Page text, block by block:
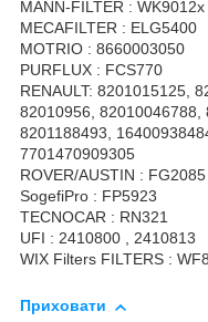
MANN-FILTER : WK9012x
MECAFILTER : ELG5400
MOTRIO : 8660003050
PURFLUX : FCS770
RENAULT: 8201015125,
82010956, 82010046788,
8201188493,
7701470909305
ROVER/AUSTIN : FG2085
SogefiPro : FP5923
TECNOCAR : RN321
UFI : 2410800 , 2410813
WIX Filters FILTERS :
Приховати